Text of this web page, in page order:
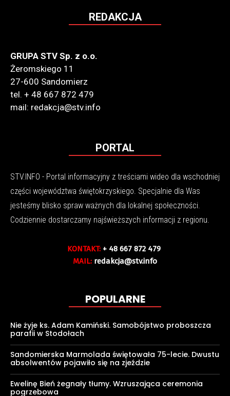
REDAKCJA
GRUPA STV Sp. z o.o.
Żeromskiego 11
27-600 Sandomierz
tel. + 48 667 872 479
mail: redakcja@stv.info
PORTAL
STV.INFO - Portal informacyjny z treściami wideo dla wschodniej
części województwa świętokrzyskiego. Specjalnie dla Was
jesteśmy blisko spraw ważnych dla lokalnej społeczności.
Codziennie dostarczamy najświeższych informacji z regionu.
KONTAKT: + 48 667 872 479
MAIL: redakcja@stv.info
POPULARNE
Nie żyje ks. Adam Kamiński. Samobójstwo proboszcza
parafii w Stodołach
Sandomierska Marmolada świętowała 75-lecie. Dwustu
absolwentów pojawiło się na zjeździe
Ewelinę Bień żegnały tłumy. Wzruszająca ceremonia
pogrzebowa